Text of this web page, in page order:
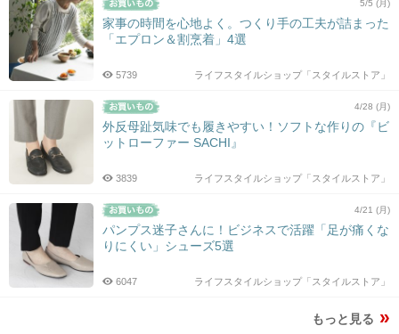
5/5 (月)
家事の時間を心地よく。つくり手の工夫が詰まった
「エプロン＆割烹着」4選
ライフスタイルショップ「スタイルストア」
5739
4/28 (月)
外反母趾気味でも履きやすい！ソフトな作りの『ビ
ットローファー SACHI』
ライフスタイルショップ「スタイルストア」
3839
4/21 (月)
パンプス迷子さんに！ビジネスで活躍「足が痛くな
りにくい」シューズ5選
ライフスタイルショップ「スタイルストア」
6047
もっと見る